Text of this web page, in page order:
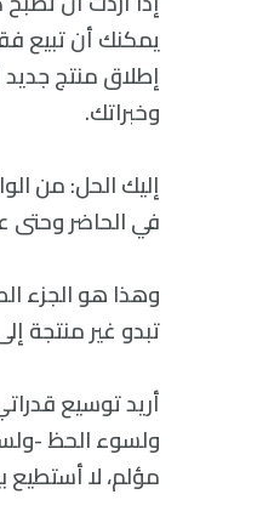
يمكنك أن تبيع
إطلاق منتج
وخبراتك.
إليك الحل: من
في الحاضر وحتى
وهذا هو الجزء
تبدو غير منتجة
ولسوء الحظ -
مؤلم، لا أستطيع